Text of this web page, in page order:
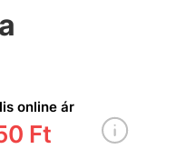
online ár
Ft